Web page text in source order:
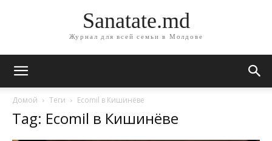
Sanatate.md
Журнал для всей семьи в Молдове
Домой Теги Ecomil в Кишинёве
Tag: Ecomil в Кишинёве